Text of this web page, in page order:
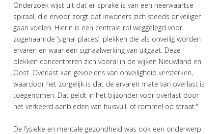
Onderzoek wijst uit dat er sprake is van een neerwaartse
spiraal, die ervoor zorgt dat inwoners zich steeds onveiliger
gaan voelen. Hierin is een centrale rol weggelegd voor
zogenaamde ‘signal places’; plekken die als onveilig worden
ervaren en waar een signaalwerking van uitgaat. Deze
plekken concentreren zich vooral in de wijken Nieuwland en
Oost. Overlast kan gevoelens van onveiligheid versterken,
waardoor het zorgelijk is dat de ervaren mate van overlast is
toegenomen. Dat geldt in het bijzonder voor overlast door
het verkeerd aanbieden van huisvuil, of rommel op straat."
De fysieke en mentale gezondheid was ook een onderwerp